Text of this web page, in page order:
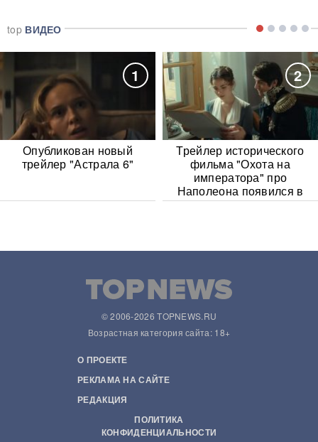
top ВИДЕО
1
Опубликован новый
трейлер "Астрала 6"
2
Трейлер исторического
фильма "Охота на
императора" про
Наполеона появился в
Сети
© 2006-2026 TOPNEWS.RU
Возрастная категория сайта: 18+
О ПРОЕКТЕ
РЕКЛАМА НА САЙТЕ
РЕДАКЦИЯ
ПОЛИТИКА
КОНФИДЕНЦИАЛЬНОСТИ